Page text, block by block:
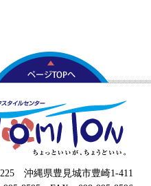
沖縄県豊見城市豊崎1-411